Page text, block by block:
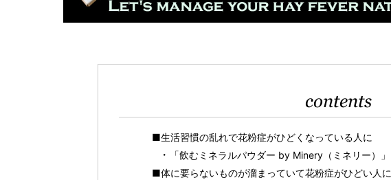
contents
■生活習慣の乱れで花粉症がひどくなっている人に
「飲むミネラルパウダー by Minery（ミネリー）」
■体に要らないものが溜まっていて花粉症がひどい人に